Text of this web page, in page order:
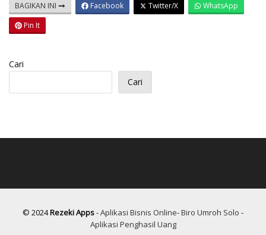
BAGIKAN INI Facebook Twitter/X
WhatsApp
Pin It
Cari
Cari
© 2024Rezeki Apps-Aplikasi Bisnis Online-Biro Umroh Solo -
Aplikasi Penghasil Uang